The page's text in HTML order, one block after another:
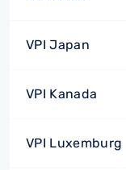
VPI Japan
VPI Kanada
VPI Luxemburg